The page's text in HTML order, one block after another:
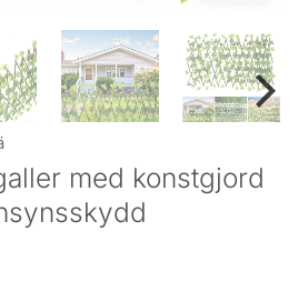
med konstgjord